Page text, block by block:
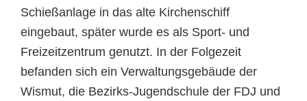
Schießanlage in das alte Kirchenschiff
eingebaut, später wurde es als Sport- und
Freizeitzentrum genutzt. In der Folgezeit
befanden sich ein Verwaltungsgebäude der
Wismut, die Bezirks-Jugendschule der FDJ und